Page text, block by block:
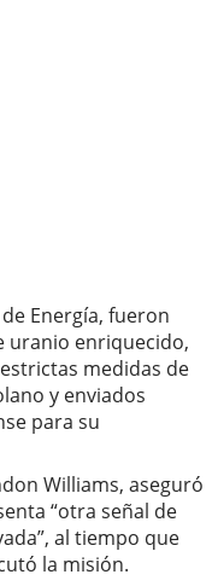
Energía, fueron
uranio enriquecido,
medidas de
y enviados
para su
Williams, aseguró
“otra señal de
al tiempo que
la misión.